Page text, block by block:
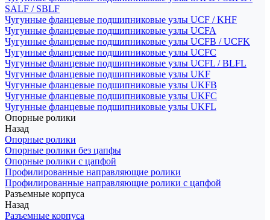
SALF / SBLF
Чугунные фланцевые подшипниковые узлы UCF / KHF
Чугунные фланцевые подшипниковые узлы UCFA
Чугунные фланцевые подшипниковые узлы UCFB / UCFK
Чугунные фланцевые подшипниковые узлы UCFC
Чугунные фланцевые подшипниковые узлы UCFL / BLFL
Чугунные фланцевые подшипниковые узлы UKF
Чугунные фланцевые подшипниковые узлы UKFB
Чугунные фланцевые подшипниковые узлы UKFC
Чугунные фланцевые подшипниковые узлы UKFL
Опорные ролики
Назад
Опорные ролики
Опорные ролики без цапфы
Опорные ролики с цапфой
Профилированные направляющие ролики
Профилированные направляющие ролики с цапфой
Разъемные корпуса
Назад
Разъемные корпуса